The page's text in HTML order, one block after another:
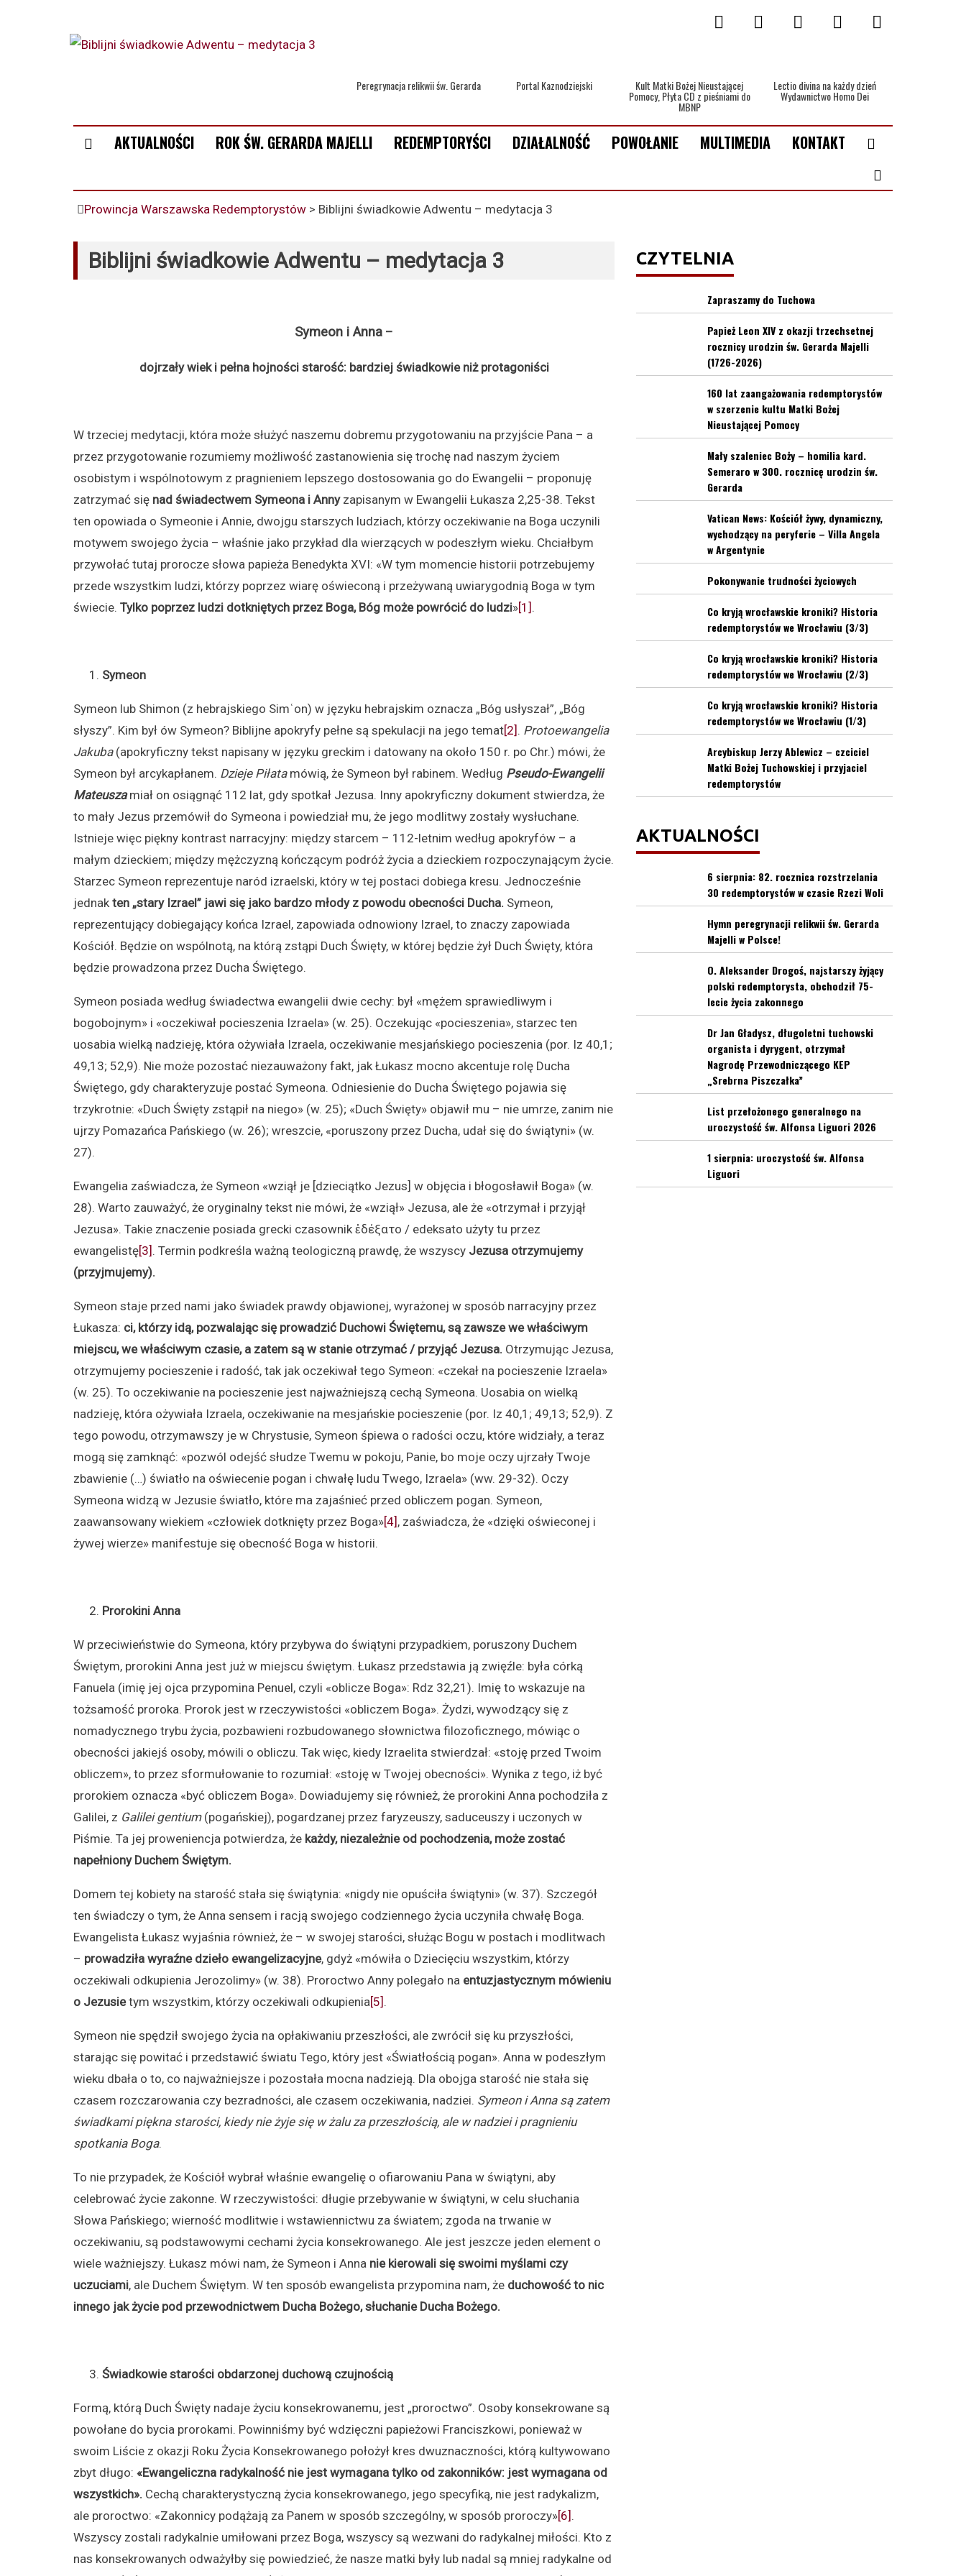
Lectio divina na każdy dzień
Wydawnictwo Homo Dei
Kult Matki Bożej Nieustającej
Pomocy, Płyta CD z pieśniami do
MBNP
Portal Kaznodziejski
Peregrynacja relikwii św. Gerarda
AKTUALNOŚCI ROK ŚW. GERARDA MAJELLI REDEMPTORYŚCI DZIAŁALNOŚĆ POWOŁANIE MULTIMEDIA KONTAKT
Prowincja Warszawska Redemptorystów > Biblijni świadkowie Adwentu – medytacja 3
Biblijni świadkowie Adwentu – medytacja 3
Symeon i Anna –
dojrzały wiek i pełna hojności starość: bardziej świadkowie niż protagoniści
W trzeciej medytacji, która może służyć naszemu dobremu przygotowaniu na przyjście Pana – a
przez przygotowanie rozumiemy możliwość zastanowienia się trochę nad naszym życiem
osobistym i wspólnotowym z pragnieniem lepszego dostosowania go do Ewangelii – proponuję
zatrzymać się nad świadectwem Symeona i Annyzapisanym w Ewangelii Łukasza 2,25-38. Tekst
ten opowiada o Symeonie i Annie, dwojgu starszych ludziach, którzy oczekiwanie na Boga uczynili
motywem swojego życia – właśnie jako przykład dla wierzących w podeszłym wieku. Chciałbym
przywołać tutaj prorocze słowa papieża Benedykta XVI: «W tym momencie historii potrzebujemy
przede wszystkim ludzi, którzy poprzez wiarę oświeconą i przeżywaną uwiarygodnią Boga w tym
świecie. Tylko poprzez ludzi dotkniętych przez Boga, Bóg może powrócić do ludzi»[1] .
Symeon
Symeon lub Shimon (z hebrajskiego Simʿon) w języku hebrajskim oznacza „Bóg usłyszał”, „Bóg
słyszy”. Kim był ów Symeon? Biblijne apokryfy pełne są spekulacji na jego temat[2] . Protoewangelia
Jakuba(apokryficzny tekst napisany w języku greckim i datowany na około 150 r. po Chr.) mówi, że
Symeon był arcykapłanem. Dzieje Piłatamówią, że Symeon był rabinem. Według Pseudo-Ewangelii
Mateuszamiał on osiągnąć 112 lat, gdy spotkał Jezusa. Inny apokryficzny dokument stwierdza, że
to mały Jezus przemówił do Symeona i powiedział mu, że jego modlitwy zostały wysłuchane.
Istnieje więc piękny kontrast narracyjny: między starcem – 112-letnim według apokryfów – a
małym dzieckiem; między mężczyzną kończącym podróż życia a dzieckiem rozpoczynającym życie.
Starzec Symeon reprezentuje naród izraelski, który w tej postaci dobiega kresu. Jednocześnie
jednak ten „stary Izrael” jawi się jako bardzo młody z powodu obecności Ducha. Symeon,
reprezentujący dobiegający końca Izrael, zapowiada odnowiony Izrael, to znaczy zapowiada
Kościół. Będzie on wspólnotą, na którą zstąpi Duch Święty, w której będzie żył Duch Święty, która
będzie prowadzona przez Ducha Świętego.
Symeon posiada według świadectwa ewangelii dwie cechy: był «mężem sprawiedliwym i
bogobojnym» i «oczekiwał pocieszenia Izraela» (w. 25). Oczekując «pocieszenia», starzec ten
uosabia wielką nadzieję, która ożywiała Izraela, oczekiwanie mesjańskiego pocieszenia (por. Iz 40,1;
49,13; 52,9). Nie może pozostać niezauważony fakt, jak Łukasz mocno akcentuje rolę Ducha
Świętego, gdy charakteryzuje postać Symeona. Odniesienie do Ducha Świętego pojawia się
trzykrotnie: «Duch Święty zstąpił na niego» (w. 25); «Duch Święty» objawił mu – nie umrze, zanim nie
ujrzy Pomazańca Pańskiego (w. 26); wreszcie, «poruszony przez Ducha, udał się do świątyni» (w.
27).
Ewangelia zaświadcza, że Symeon «wziął je [dzieciątko Jezus] w objęcia i błogosławił Boga» (w.
28). Warto zauważyć, że oryginalny tekst nie mówi, że «wziął» Jezusa, ale że «otrzymał i przyjął
Jezusa». Takie znaczenie posiada grecki czasownik ἐδέξατο / edeksato użyty tu przez
ewangelistę[3] . Termin podkreśla ważną teologiczną prawdę, że wszyscy Jezusa otrzymujemy
(przyjmujemy).
Symeon staje przed nami jako świadek prawdy objawionej, wyrażonej w sposób narracyjny przez
Łukasza: ci, którzy idą, pozwalając się prowadzić Duchowi Świętemu, są zawsze we właściwym
miejscu, we właściwym czasie, a zatem są w stanie otrzymać / przyjąć Jezusa. Otrzymując Jezusa,
otrzymujemy pocieszenie i radość, tak jak oczekiwał tego Symeon: «czekał na pocieszenie Izraela»
(w. 25). To oczekiwanie na pocieszenie jest najważniejszą cechą Symeona. Uosabia on wielką
nadzieję, która ożywiała Izraela, oczekiwanie na mesjańskie pocieszenie (por. Iz 40,1; 49,13; 52,9). Z
tego powodu, otrzymawszy je w Chrystusie, Symeon śpiewa o radości oczu, które widziały, a teraz
mogą się zamknąć: «pozwól odejść słudze Twemu w pokoju, Panie, bo moje oczy ujrzały Twoje
zbawienie (…) światło na oświecenie pogan i chwałę ludu Twego, Izraela» (ww. 29-32). Oczy
Symeona widzą w Jezusie światło, które ma zajaśnieć przed obliczem pogan. Symeon,
zaawansowany wiekiem «człowiek dotknięty przez Boga»[4] , zaświadcza, że «dzięki oświeconej i
żywej wierze» manifestuje się obecność Boga w historii.
Prorokini Anna
W przeciwieństwie do Symeona, który przybywa do świątyni przypadkiem, poruszony Duchem
Świętym, prorokini Anna jest już w miejscu świętym. Łukasz przedstawia ją zwięźle: była córką
Fanuela (imię jej ojca przypomina Penuel, czyli «oblicze Boga»: Rdz 32,21). Imię to wskazuje na
tożsamość proroka. Prorok jest w rzeczywistości «obliczem Boga». Żydzi, wywodzący się z
nomadycznego trybu życia, pozbawieni rozbudowanego słownictwa filozoficznego, mówiąc o
obecności jakiejś osoby, mówili o obliczu. Tak więc, kiedy Izraelita stwierdzał: «stoję przed Twoim
obliczem», to przez sformułowanie to rozumiał: «stoję w Twojej obecności». Wynika z tego, iż być
prorokiem oznacza «być obliczem Boga». Dowiadujemy się również, że prorokini Anna pochodziła z
Galilei, z Galilei gentium(pogańskiej), pogardzanej przez faryzeuszy, saduceuszy i uczonych w
Piśmie. Ta jej proweniencja potwierdza, że każdy, niezależnie od pochodzenia, może zostać
napełniony Duchem Świętym.
Domem tej kobiety na starość stała się świątynia: «nigdy nie opuściła świątyni» (w. 37). Szczegół
ten świadczy o tym, że Anna sensem i racją swojego codziennego życia uczyniła chwałę Boga.
Ewangelista Łukasz wyjaśnia również, że – w swojej starości, służąc Bogu w postach i modlitwach
– prowadziła wyraźne dzieło ewangelizacyjne, gdyż «mówiła o Dziecięciu wszystkim, którzy
oczekiwali odkupienia Jerozolimy» (w. 38). Proroctwo Anny polegało na entuzjastycznym mówieniu
o Jezusietym wszystkim, którzy oczekiwali odkupienia[5] .
Symeon nie spędził swojego życia na opłakiwaniu przeszłości, ale zwrócił się ku przyszłości,
starając się powitać i przedstawić światu Tego, który jest «Światłością pogan». Anna w podeszłym
wieku dbała o to, co najważniejsze i pozostała mocna nadzieją. Dla obojga starość nie stała się
czasem rozczarowania czy bezradności, ale czasem oczekiwania, nadziei. Symeon i Anna są zatem
świadkami piękna starości, kiedy nie żyje się w żalu za przeszłością, ale w nadziei i pragnieniu
spotkania Boga.
To nie przypadek, że Kościół wybrał właśnie ewangelię o ofiarowaniu Pana w świątyni, aby
celebrować życie zakonne. W rzeczywistości: długie przebywanie w świątyni, w celu słuchania
Słowa Pańskiego; wierność modlitwie i wstawiennictwu za światem; zgoda na trwanie w
oczekiwaniu, są podstawowymi cechami życia konsekrowanego. Ale jest jeszcze jeden element o
wiele ważniejszy. Łukasz mówi nam, że Symeon i Anna nie kierowali się swoimi myślami czy
uczuciami, ale Duchem Świętym. W ten sposób ewangelista przypomina nam, że duchowość to nic
innego jak życie pod przewodnictwem Ducha Bożego, słuchanie Ducha Bożego.
Świadkowie starości obdarzonej duchową czujnością
Formą, którą Duch Święty nadaje życiu konsekrowanemu, jest „proroctwo”. Osoby konsekrowane są
powołane do bycia prorokami. Powinniśmy być wdzięczni papieżowi Franciszkowi, ponieważ w
swoim Liście z okazji Roku Życia Konsekrowanego położył kres dwuznaczności, którą kultywowano
zbyt długo: «Ewangeliczna radykalność nie jest wymagana tylko od zakonników: jest wymagana od
wszystkich». Cechą charakterystyczną życia konsekrowanego, jego specyfiką, nie jest radykalizm,
ale proroctwo: «Zakonnicy podążają za Panem w sposób szczególny, w sposób proroczy»[6] .
Wszyscy zostali radykalnie umiłowani przez Boga, wszyscy są wezwani do radykalnej miłości. Kto z
nas konsekrowanych odważyłby się powiedzieć, że nasze matki były lub nadal są mniej radykalne od
CZYTELNIA
Zapraszamy do Tuchowa
Papież Leon XIV z okazji trzechsetnej
rocznicy urodzin św. Gerarda Majelli
(1726-2026)
160 lat zaangażowania redemptorystów
w szerzenie kultu Matki Bożej
Nieustającej Pomocy
Mały szaleniec Boży – homilia kard.
Semeraro w 300. rocznicę urodzin św.
Gerarda
Vatican News: Kościół żywy, dynamiczny,
wychodzący na peryferie – Villa Angela
w Argentynie
Pokonywanie trudności życiowych
Co kryją wrocławskie kroniki? Historia
redemptorystów we Wrocławiu (3/3)
Co kryją wrocławskie kroniki? Historia
redemptorystów we Wrocławiu (2/3)
Co kryją wrocławskie kroniki? Historia
redemptorystów we Wrocławiu (1/3)
Arcybiskup Jerzy Ablewicz – czciciel
Matki Bożej Tuchowskiej i przyjaciel
redemptorystów
AKTUALNOŚCI
6 sierpnia: 82. rocznica rozstrzelania
30 redemptorystów w czasie Rzezi Woli
Hymn peregrynacji relikwii św. Gerarda
Majelli w Polsce!
O. Aleksander Drogoś, najstarszy żyjący
polski redemptorysta, obchodził 75-
lecie życia zakonnego
Dr Jan Gładysz, długoletni tuchowski
organista i dyrygent, otrzymał
Nagrodę Przewodniczącego KEP
„Srebrna Piszczałka”
List przełożonego generalnego na
uroczystość św. Alfonsa Liguori 2026
1 sierpnia: uroczystość św. Alfonsa
Liguori